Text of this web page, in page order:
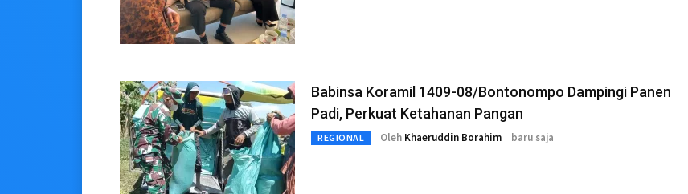
Babinsa Koramil 1409-08/Bontonompo Dampingi Panen
Padi, Perkuat Ketahanan Pangan
REGIONAL Oleh Khaeruddin Borahim baru saja